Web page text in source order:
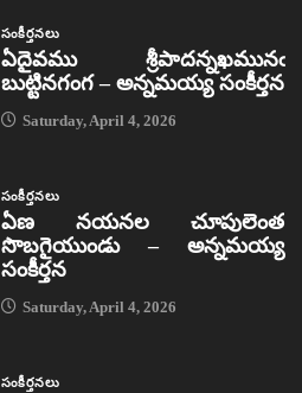
సంకీర్తనలు
ఏదైవము శ్రీపాదన్నఖమునఁ
బుట్టినగంగ – అన్నమయ్య సంకీర్తన
Saturday, April 4, 2026
సంకీర్తనలు
ఏణ నయనల చూపులెంత
సొబగైయుండు – అన్నమయ్య
సంకీర్తన
Saturday, April 4, 2026
సంకీర్తనలు